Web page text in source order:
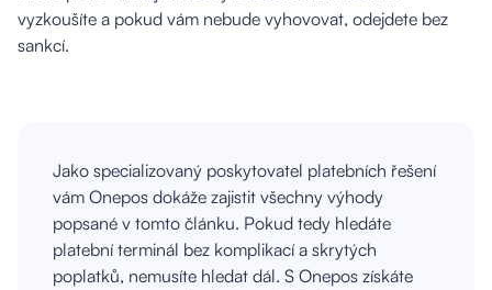
vyzkoušíte a pokud vám nebude vyhovovat, odejdete bez
sankcí.
Jako specializovaný poskytovatel platebních řešení
vám Onepos dokáže zajistit všechny výhody
popsané v tomto článku. Pokud tedy hledáte
platební terminál bez komplikací a skrytých
poplatků, nemusíte hledat dál. S Onepos získáte